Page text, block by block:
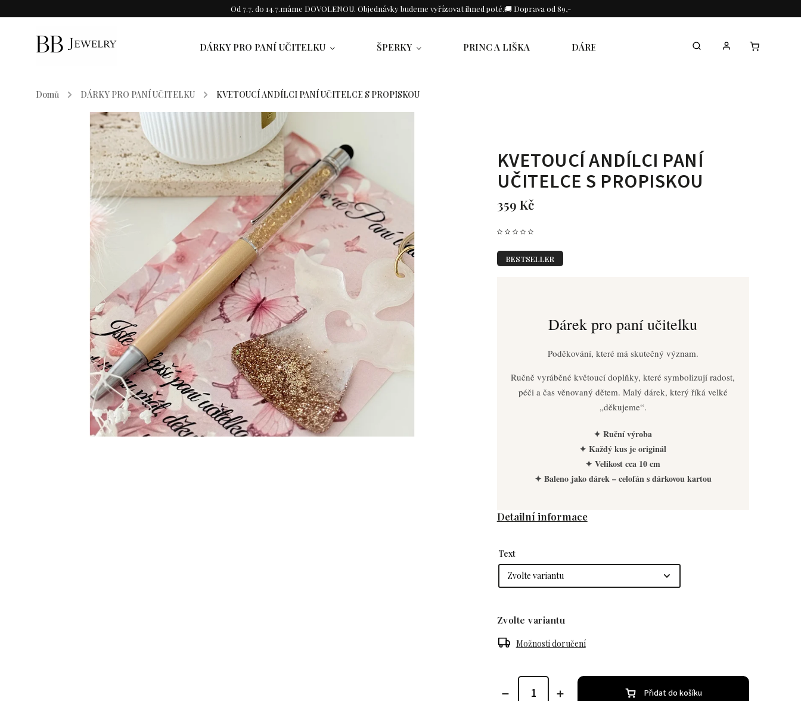
Od 7.7. do 14.7.máme DOVOLENOU. Objednávky budeme vyřízovat ihned poté.🚚 Doprava od 89,-
DÁRKY PRO PANÍ UČITELKU ŠPERKY PRINC A LIŠKA DÁREK KE DNI MAMINEK KOLEKCE
Domů / DÁRKY PRO PANÍ UČITELKU / KVETOUCÍ ANDÍLCI PANÍ UČITELCE S PROPISKOU
KVETOUCÍ ANDÍLCI PANÍ
UČITELCE S PROPISKOU
359 Kč
BESTSELLER
Dárek pro paní učitelku
Poděkování, které má skutečný význam.
Ručně vyráběné květoucí doplňky, které symbolizují radost,
péči a čas věnovaný dětem. Malý dárek, který říká velké
„děkujeme“.
✦ Ruční výroba
✦ Každý kus je originál
✦ Velikost cca 10 cm
✦ Baleno jako dárek – celofán s dárkovou kartou
Detailní informace
Text
Zvolte variantu
Možnosti doručení
Přidat do košíku